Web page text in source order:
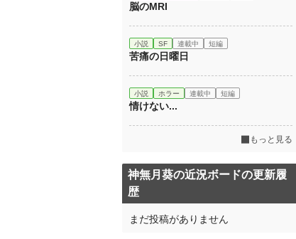
脳のMRI
小説 SF 連載中 短編
苦痛の日曜日
小説 ホラー 連載中 短編
情けない...
もっと見る
神無月葵の近況ボードの更新履
歴
まだ投稿がありません